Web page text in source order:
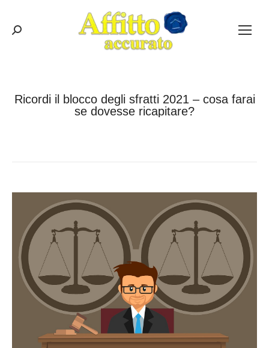
Cerca:
Ricordi il blocco degli sfratti 2021 – cosa farai
se dovesse ricapitare?